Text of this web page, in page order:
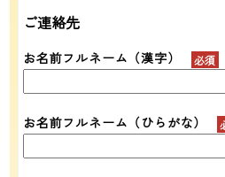
ご連絡先
お名前フルネーム（漢字）
お名前フルネーム（ひらがな）